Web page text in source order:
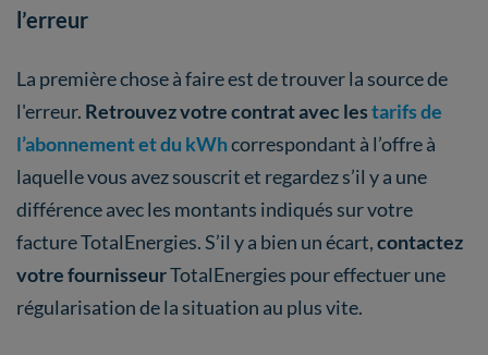
l’erreur
La première chose à faire est de trouver la source de
l'erreur. Retrouvez votre contrat avec lestarifs de
l’abonnement et du kWhcorrespondant à l’offre à
laquelle vous avez souscrit et regardez s’il y a une
différence avec les montants indiqués sur votre
facture TotalEnergies. S’il y a bien un écart,contactez
votre fournisseurTotalEnergies pour effectuer une
régularisation de la situation au plus vite.